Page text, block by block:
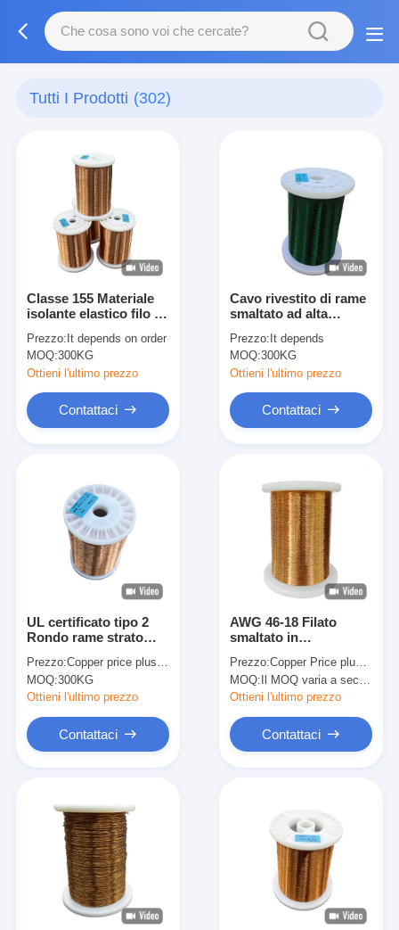
Tutti I Prodotti (302)
Classe 155 Materiale
isolante elastico filo di
smaltato per
trasformatori di lunga
durata
Prezzo: It depends on order
MOQ:300KG
Ottieni l'ultimo prezzo
Contattaci
Cavo rivestito di rame
smaltato ad alta
trasmissione stabile
del segnale
Prezzo: It depends
MOQ:300KG
Ottieni l'ultimo prezzo
Contattaci
UL certificato tipo 2
Rondo rame strato
conduttore isolato
rame magnete filo
0,04-1,0 mm
Prezzo:Copper price plus processing fee plus freight
MOQ:300KG
Ottieni l'ultimo prezzo
Contattaci
AWG 46-18 Filato
smaltato in
temperatura UEWH
pesante per
applicazioni di alta
Prezzo:Copper Price plus Processing Fee plus Freight
MOQ:Il MOQ varia a seconda della dimensione della specifica
Ottieni l'ultimo prezzo
Contattaci